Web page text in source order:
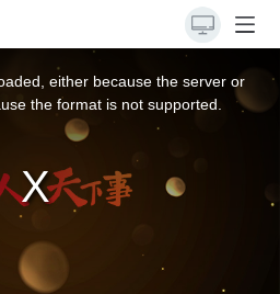
either because the server or
the format is not supported.